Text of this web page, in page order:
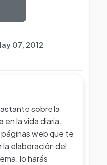
07, 2012
sobre la
en la vida diaria.
web que te
elaboración del
lo harás